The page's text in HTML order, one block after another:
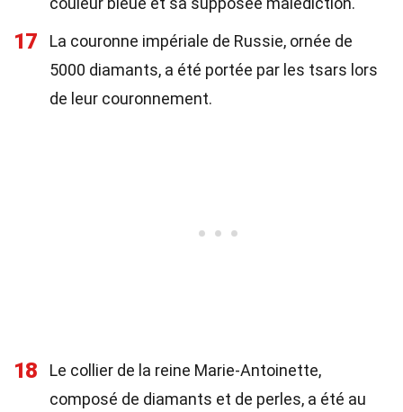
17
La couronne impériale de Russie, ornée de
5000 diamants, a été portée par les tsars lors
de leur couronnement.
18
Le collier de la reine Marie-Antoinette,
composé de diamants et de perles, a été au